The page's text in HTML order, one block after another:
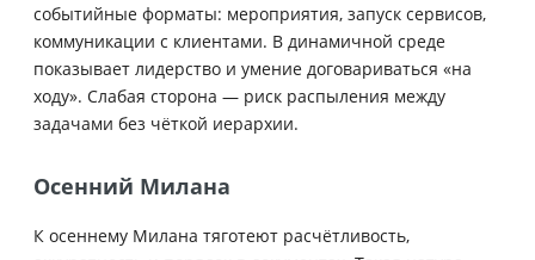
событийные форматы: мероприятия, запуск сервисов,
коммуникации с клиентами. В динамичной среде
показывает лидерство и умение договариваться «на
ходу». Слабая сторона — риск распыления между
задачами без чёткой иерархии.
Осенний Милана
К осеннему Милана тяготеют расчётливость,